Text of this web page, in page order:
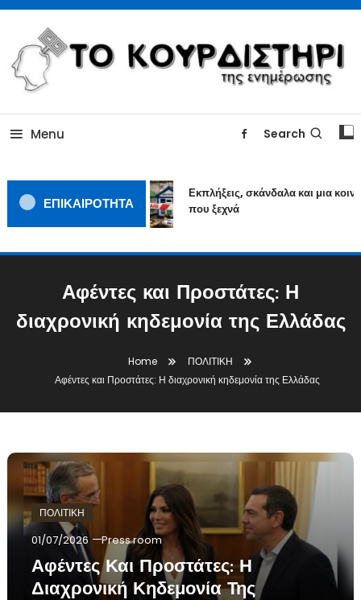
Skip
Content
TOKOURDISTIRI.GR
Menu Search
ΕΠΙΚΑΙΡΟΤΗΤΑ
Εκπλήξεις, σκάνδαλα και μια
που ξεχνά
Αφέντες και Προστάτες: Η
διαχρονική κηδεμονία της Ελλάδας
Home
ΠΟΛΙΤΙΚΗ
Αφέντες και Προστάτες: Η διαχρονική κηδεμονία της Ελλάδας
ΠΟΛΙΤΙΚΗ
01/07/2026 Press room
Αφέντες Και Προστάτες: Η
Διαχρονική Κηδεμονία Της